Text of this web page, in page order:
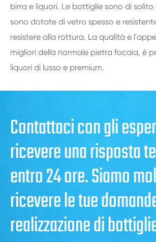
birra e liquori. Le bottiglie sono di
sono dotate di vetro spesso e
resistere alla rottura. La qualità e
migliori della normale pietra focaia, è
liquori di lusso e premium.
Contattaci con gli
ricevere una risposta
entro 24 ore. Siamo
ricevere le tue
realizzazione di